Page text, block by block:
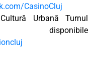
CasinoCluj
Urbană Turnul